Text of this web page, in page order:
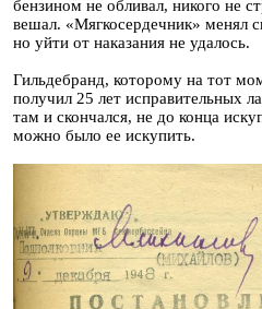
бензином не обливал, никого не
вешал. «Мягкосердечник» менял
но уйти от наказания не удалось.
Гильдебранд, которому на тот
получил 25 лет исправительных
там и скончался, не до конца
можно было ее искупить.